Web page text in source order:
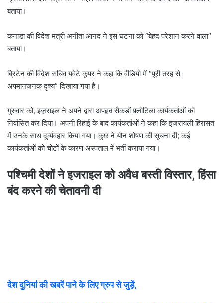
बताया।
कनाडा की विदेश मंत्री अनीता आनंद ने इस घटना को “बेहद परेशान करने वाला”
बताया।
ब्रिटेन की विदेश सचिव यवेटे कूपर ने कहा कि वीडियो में “पूरी तरह से
अपमानजनक दृश्य” दिखाया गया है।
गुरुवार को, इज़राइल ने अपने द्वारा अपहृत सैकड़ों फ़्लोटिला कार्यकर्ताओं को
निर्वासित कर दिया। अपनी रिहाई के बाद कार्यकर्ताओं ने कहा कि इजरायली हिरासत
में उनके साथ दुर्व्यवहार किया गया। कुछ ने यौन शोषण की सूचना दी; कई
कार्यकर्ताओं को चोटों के कारण अस्पताल में भर्ती कराया गया।
पश्चिमी देशों ने इजराइल को अवैध बस्ती विस्तार, हिंसा
बंद करने की चेतावनी दी
देश दुनियां की खबरें पाने के लिए ग्रुप से जुड़ें,